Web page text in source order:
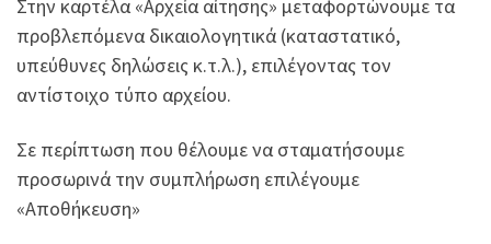
Στην καρτέλα «Αρχεία αίτησης» μεταφορτώνουμε τα
προβλεπόμενα δικαιολογητικά (καταστατικό,
υπεύθυνες δηλώσεις κ.τ.λ.), επιλέγοντας τον
αντίστοιχο τύπο αρχείου.
Σε περίπτωση που θέλουμε να σταματήσουμε
προσωρινά την συμπλήρωση επιλέγουμε
«Αποθήκευση»